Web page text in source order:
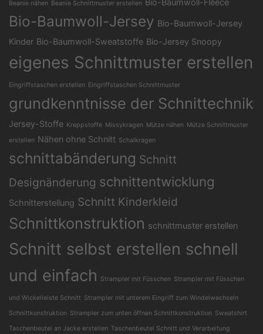
Beanie nähen Beanie Schnittmuster erstellen
Bio-Baumwoll-Jersey Bio-Baumwoll-Jersey
Kinder Bio-Baumwoll-Sweatstoffe Bio-Jersey Snoopy
eigenes Schnittmuster erstellen
Eingriffstaschen erstellen Eingriffstaschen Schnittmuster
grundkenntnisse der Schnittechnik
Jersey-Stoffe Kreppstoffe Missykragen Mütze nähen Mütze Schnittmuster
erstellen Nähen ohne Schnitt Schalkragen
schnittabänderung Schnitt
Designänderung schnittentwicklung
Schnitterstellung Schnitt Kinderkleid
Schnittkonstruktion schnittmuster erstellen
Schnitt selbst erstellen schnell
und einfach
Strampler mit Füsschen Strampler mit Füsschen
und Wickelleiste Schnitt Strampler mit unterem Eingriff zum Windelwechseln
Schnittkonstruktion Strampler zum unten öffnen Schnittkonstruktion Sweatshirt
Taschenbeutel an Jacke erstellen Taschenbeutel Schnitt und Verarbeitung